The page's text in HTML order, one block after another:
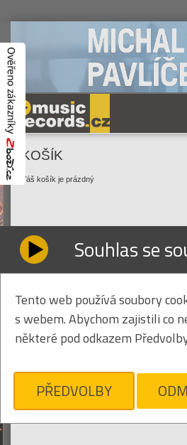
KOŠÍK
Váš košík je prázdný
Souhlas se
Tento web používá soubory
s webem. Abychom zajistili co
některé pod odkazem
PŘEDVOLBY